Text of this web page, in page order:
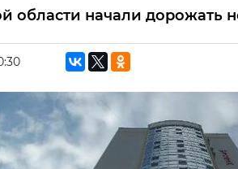
области начали дорожать